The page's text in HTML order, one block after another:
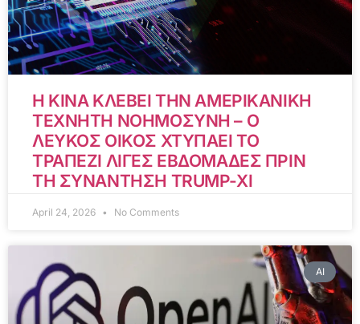
Η ΚΙΝΑ ΚΛΕΒΕΙ ΤΗΝ ΑΜΕΡΙΚΑΝΙΚΗ
ΤΕΧΝΗΤΗ ΝΟΗΜΟΣΥΝΗ – Ο
ΛΕΥΚΟΣ ΟΙΚΟΣ ΧΤΥΠΑΕΙ ΤΟ
ΤΡΑΠΕΖΙ ΛΙΓΕΣ ΕΒΔΟΜΑΔΕΣ ΠΡΙΝ
ΤΗ ΣΥΝΑΝΤΗΣΗ TRUMP-XI
April 24, 2026 No Comments
AI